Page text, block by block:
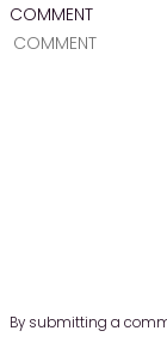
COMMENT
By submitting a